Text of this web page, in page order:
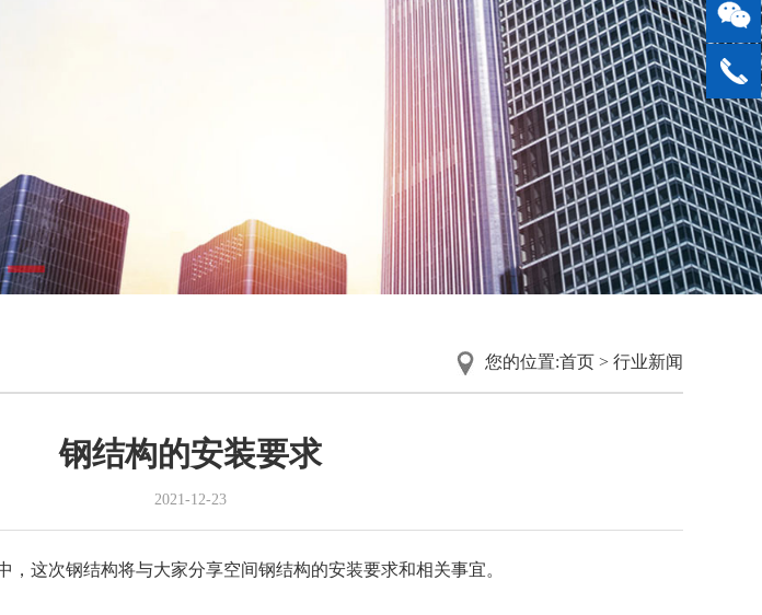
您的位置:首页 > 行业新闻
钢结构的安装要求
2021-12-23
这次钢结构将与大家分享空间钢结构的安装要求和相关事宜。